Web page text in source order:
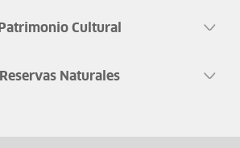
Patrimonio Cultural
Reservas Naturales